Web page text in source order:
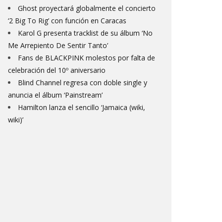
Ghost proyectará globalmente el concierto
‘2 Big To Rig’ con función en Caracas
Karol G presenta tracklist de su álbum ‘No
Me Arrepiento De Sentir Tanto’
Fans de BLACKPINK molestos por falta de
celebración del 10º aniversario
Blind Channel regresa con doble single y
anuncia el álbum ‘Painstream’
Hamilton lanza el sencillo ‘Jamaica (wiki,
wiki)’